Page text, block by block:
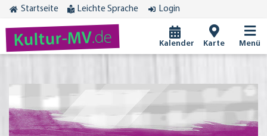
Startseite Leichte Sprache Login
Kultur-MV.de Kalender Karte Menü